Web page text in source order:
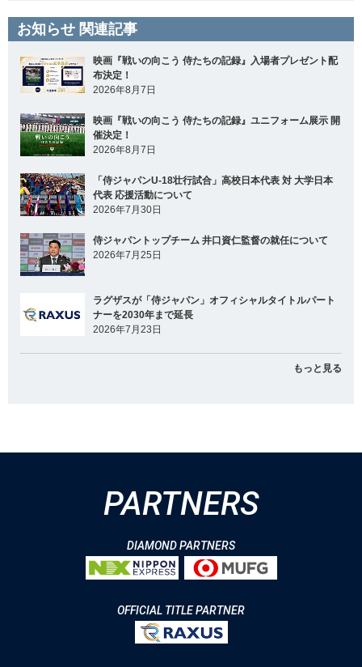
お知らせ 関連記事
映画『戦いの向こう 侍たちの記録』入場者プレゼント配
布決定！
2026年8月7日
映画『戦いの向こう 侍たちの記録』ユニフォーム展示 開
催決定！
2026年8月7日
「侍ジャパンU-18壮行試合」高校日本代表 対 大学日本
代表 応援活動について
2026年7月30日
侍ジャパントップチーム 井口資仁監督の就任について
2026年7月25日
ラグザスが「侍ジャパン」オフィシャルタイトルパート
ナーを2030年まで延長
2026年7月23日
もっと見る
PARTNERS
DIAMOND PARTNERS
OFFICIAL TITLE PARTNER